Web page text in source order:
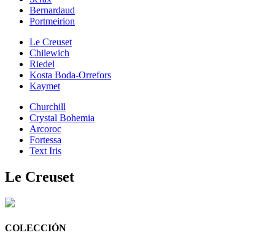
Bernardaud
Portmeirion
Le Creuset
Chilewich
Riedel
Kosta Boda-Orrefors
Kaymet
Churchill
Crystal Bohemia
Arcoroc
Fortessa
Text Iris
Le Creuset
COLECCIÓN